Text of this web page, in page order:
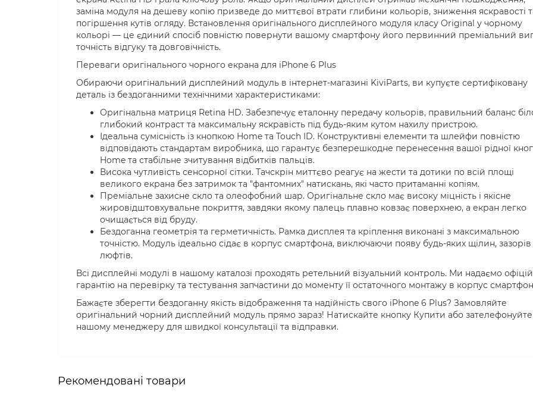
заміна модуля на дешеву копію призведе до миттєвої втрати глибини кольорів, зниження яскравості
погіршення кутів огляду. Встановлення оригінального дисплейного модуля класу Original у чорному
кольорі — це єдиний спосіб повністю повернути вашому смартфону його первинний преміальний
точність відгуку та довговічність.
Переваги оригінального чорного екрана для iPhone 6 Plus
Обираючи оригінальний дисплейний модуль в інтернет-магазині KiviParts, ви купуєте сертифіковану
деталь із бездоганними технічними характеристиками:
Оригінальна матриця Retina HD. Забезпечує еталонну передачу кольорів, правильний баланс
глибокий контраст та максимальну яскравість під будь-яким кутом нахилу пристрою.
Ідеальна сумісність із кнопкою Home та Touch ID. Конструктивні елементи та шлейфи повністю
відповідають стандартам виробника, що гарантує безперешкодне перенесення вашої рідної
Home та стабільне зчитування відбитків пальців.
Висока чутливість сенсорної сітки. Тачскрін миттєво реагує на жести та дотики по всій площі
великого екрана без затримок та "фантомних" натискань, які часто притаманні копіям.
Преміальне захисне скло та олеофобний шар. Оригінальне скло має високу міцність і якісне
жировідштовхувальне покриття, завдяки якому палець плавно ковзає поверхнею, а екран легко
очищається від бруду.
Бездоганна геометрія та герметичність. Рамка дисплея та кріплення виконані з максимальною
точністю. Модуль ідеально сідає в корпус смартфона, виключаючи появу будь-яких щілин,
люфтів.
Всі дисплейні модулі в нашому каталозі проходять ретельний візуальний контроль. Ми надаємо
гарантію на перевірку та тестування запчастини до моменту її остаточного монтажу в корпус
Бажаєте зберегти бездоганну якість відображення та надійність свого iPhone 6 Plus? Замовляйте
оригінальний чорний дисплейний модуль прямо зараз! Натискайте кнопку Купити або зателефонуйте
нашому менеджеру для швидкої консультації та відправки.
Рекомендовані товари